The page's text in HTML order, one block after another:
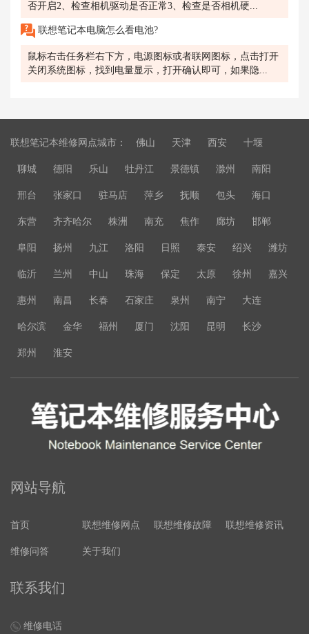
否开启2、检查相机驱动是否正常3、检查是否相机硬...
联想笔记本电脑怎么看电池?
鼠标右击任务栏右下方，电源图标或者联网图标，点击打开
关闭系统图标，找到电量显示，打开确认即可，如果隐...
联想笔记本维修网点城市： 佛山 天津 西安 十堰
聊城 德阳 乐山 牡丹江 景德镇 滁州 南阳
邢台 张家口 驻马店 萍乡 抚顺 包头 海口
东营 齐齐哈尔 株洲 南充 焦作 廊坊 邯郸
阜阳 扬州 九江 洛阳 日照 泰安 绍兴 潍坊
临沂 兰州 中山 珠海 保定 太原 徐州 嘉兴
惠州 南昌 长春 石家庄 泉州 南宁 大连
哈尔滨 金华 福州 厦门 沈阳 昆明 长沙
郑州 淮安
网站导航
首页 联想维修网点 联想维修故障 联想维修资讯
维修问答 关于我们
联系我们
维修电话